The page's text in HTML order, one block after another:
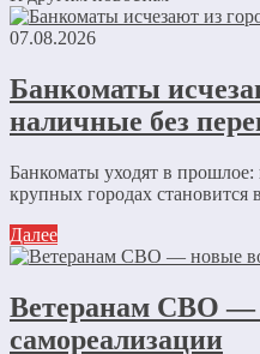
07.08.2026
Банкоматы
наличные без
Банкоматы уходят в прошлое:
крупных городах становится
Далее
Ветеранам СВО —
самореализации